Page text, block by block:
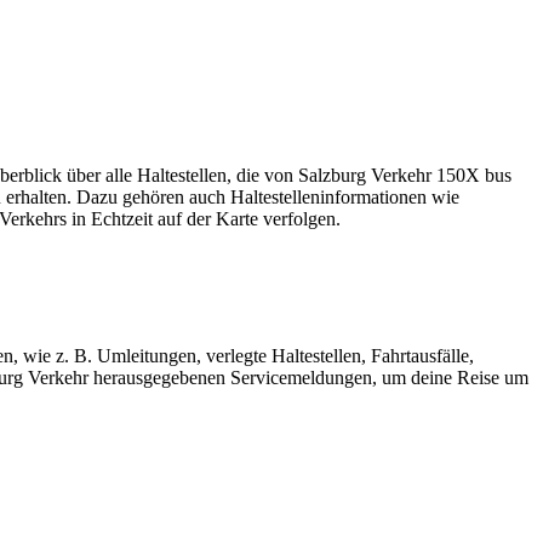
über alle Haltestellen, die von Salzburg Verkehr 150X bus
Dazu gehören auch Haltestelleninformationen wie
in Echtzeit auf der Karte verfolgen.
wie z. B. Umleitungen, verlegte Haltestellen, Fahrtausfälle,
Verkehr herausgegebenen Servicemeldungen, um deine Reise um